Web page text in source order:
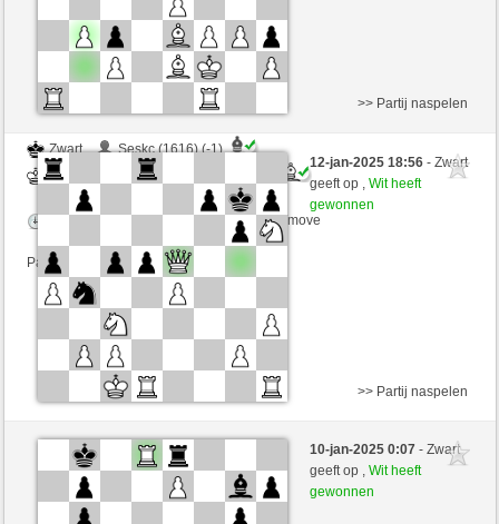
Zwart
Seskc (1616) (-1)
Wit
MRobespierre (2304) (+1)
Speelduur: 2 minutes/side + 1 seconds/move
Partij telt mee voor de ranglijst
>> Partij naspelen
12-jan-2025 18:56- Zwart
geeft op ,Wit heeft
gewonnen
Zwart
Tommilein (1608) (-1)
MRobespierre (2303) (+1)
Speelduur: 4 minutes/side + 0 seconds/move
>> Partij naspelen
10-jan-2025 0:07- Zwart
geeft op ,Wit heeft
gewonnen